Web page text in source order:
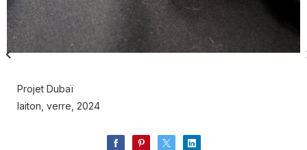
Projet Dubaï
laiton, verre, 2024